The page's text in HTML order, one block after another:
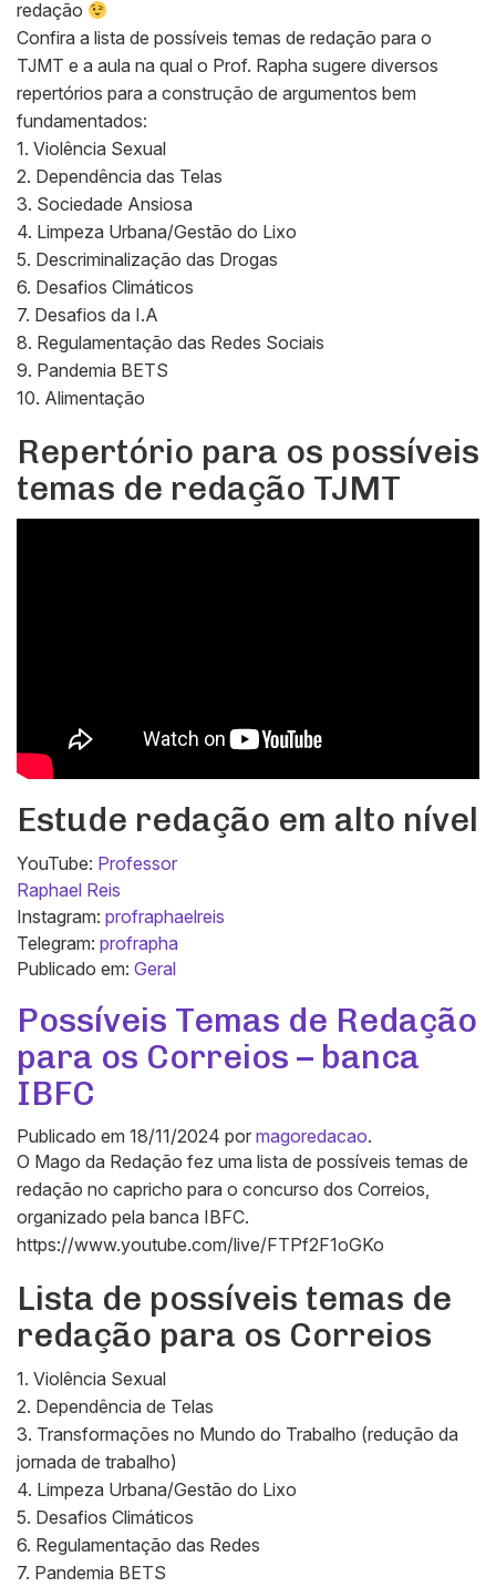
redação
Confira a lista de possíveis temas de redação para o
TJMT e a aula na qual o Prof. Rapha sugere diversos
repertórios para a construção de argumentos bem
fundamentados:
1. Violência Sexual
2. Dependência das Telas
3. Sociedade Ansiosa
4. Limpeza Urbana/Gestão do Lixo
5. Descriminalização das Drogas
6. Desafios Climáticos
7. Desafios da I.A
8. Regulamentação das Redes Sociais
9. Pandemia BETS
10. Alimentação
Repertório para os possíveis
temas de redação TJMT
Estude redação em alto nível
YouTube: Professor
Raphael Reis
Instagram: profraphaelreis
Telegram: profrapha
Publicado em: Geral
Possíveis Temas de Redação
para os Correios – banca
IBFC
Publicado em 18/11/2024 por magoredacao.
O Mago da Redação fez uma lista de possíveis temas de
redação no capricho para o concurso dos Correios,
organizado pela banca IBFC.
https://www.youtube.com/live/FTPf2F1oGKo
Lista de possíveis temas de
redação para os Correios
1. Violência Sexual
2. Dependência de Telas
3. Transformações no Mundo do Trabalho (redução da
jornada de trabalho)
4. Limpeza Urbana/Gestão do Lixo
5. Desafios Climáticos
6. Regulamentação das Redes
7. Pandemia BETS